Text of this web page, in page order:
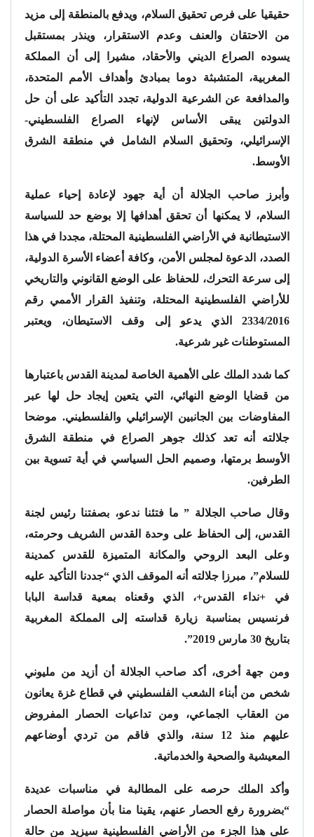
حقيقيا على فرص تحقيق السلام، ويدفع بالمنطقة إلى مزيد
من الاحتقان والعنف وعدم الاستقرار، وينذر بمستقبل
يسوده الصراع الديني والأحقاد، مشيرا إلى أن المملكة
المغربية، المتشبثة دوما بمبادئ وأهداف الأمم المتحدة،
والمدافعة عن الشرعية الدولية، تجدد التأكيد على أن حل
الدولتين يبقى الأساس لإنهاء الصراع الفلسطيني-
الإسرائيلي، وتحقيق السلام الشامل في منطقة الشرق
الأوسط.
وأبرز صاحب الجلالة أن أية جهود لإعادة إحياء عملية
السلام، لا يمكنها أن تحقق أهدافها إلا بوضع حد للسياسة
الاستيطانية في الأراضي الفلسطينية المحتلة، مجددا في هذا
الصدد، الدعوة لمجلس الأمن، وكافة أعضاء الأسرة الدولية،
إلى سرعة التحرك، للحفاظ على الوضع القانوني والتاريخي
للأراضي الفلسطينية المحتلة، وتنفيذ القرار الأممي رقم
2334/2016 الذي يدعو إلى وقف الاستيطان، ويعتبر
المستوطنات غير شرعية.
كما شدد الملك على الأهمية الخاصة لمدينة القدس باعتبارها
من قضايا الوضع النهائي، التي يتعين إيجاد حل لها عبر
المفاوضات بين الجانبين الإسرائيلي والفلسطيني. موضحا
جلالته أنه تعد كذلك جوهر الصراع في منطقة الشرق
الأوسط برمتها، وصميم الحل السياسي في أية تسوية بين
الطرفين.
وقال صاحب الجلالة ” ما فتئنا ندعو، بصفتنا رئيس لجنة
القدس، إلى الحفاظ على وحدة القدس الشريف وحرمته،
وعلى البعد الروحي والمكانة المتميزة للقدس كمدينة
للسلام”، مبرزا جلالته أنه الموقف الذي “جددنا التأكيد عليه
في +نداء القدس+، الذي وقعناه بمعية قداسة البابا
فرنسيس بمناسبة زيارة قداسته إلى المملكة المغربية
بتاريخ 30 مارس 2019”.
ومن جهة أخرى، أكد صاحب الجلالة أن أزيد من مليوني
شخص من أبناء الشعب الفلسطيني في قطاع غزة يعانون
من العقاب الجماعي، ومن تداعيات الحصار المفروض
عليهم منذ 12 سنة، والذي فاقم من تردي أوضاعهم
المعيشية والصحية والخدماتية.
وأكد الملك حرصه على المطالبة في مناسبات عديدة
“بضرورة رفع الحصار عنهم، يقينا منا بأن مواصلة الحصار
على هذا الجزء من الأراضي الفلسطينية سيزيد من حالة